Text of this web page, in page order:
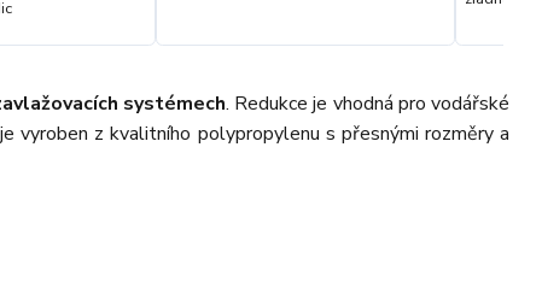
systémech. Redukce je vhodná pro vodářské
vyroben z kvalitního polypropylenu s přesnými rozměry a